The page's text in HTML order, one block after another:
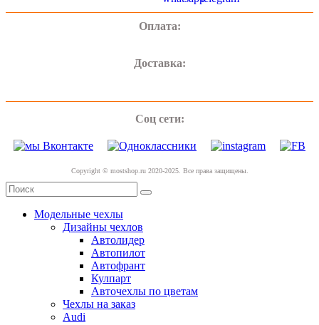
Оплата:
Доставка:
Соц сети:
Copyright © mostshop.ru 2020-2025. Все права защищены.
Модельные чехлы
Дизайны чехлов
Автолидер
Автопилот
Автофрант
Кулпарт
Авточехлы по цветам
Чехлы на заказ
Audi